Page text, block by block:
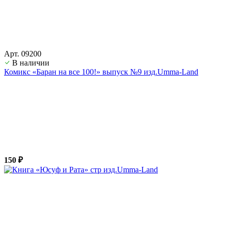
Арт. 09200
В наличии
Комикс «Баран на все 100!» выпуск №9 изд.Umma-Land
150 ₽